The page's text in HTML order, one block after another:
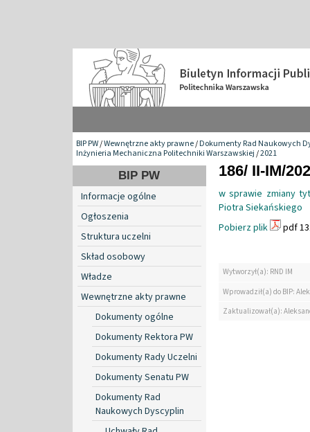
BIP PW/Wewnętrzne akty prawne/Dokumenty Rad Naukowych
Inżynieria Mechaniczna Politechniki Warszawskiej/2021
BIP PW
Informacje ogólne
Ogłoszenia
Struktura uczelni
Skład osobowy
Władze
Wewnętrzne akty prawne
Dokumenty ogólne
Dokumenty Rektora PW
Dokumenty Rady Uczelni
Dokumenty Senatu PW
Dokumenty Rad
Naukowych Dyscyplin
186/ II-IM/
w sprawie zmiany
Piotra Siekańskiego
Pobierz plik
pdf
Wytworzył(a): RND IM
Wprowadził(a) do BIP:
Zaktualizował(a):